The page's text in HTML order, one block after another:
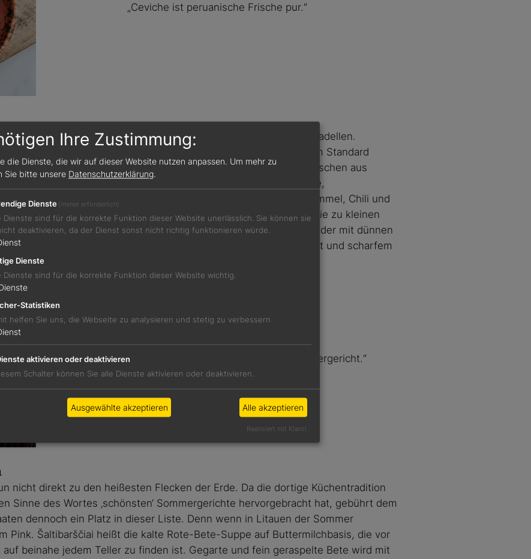
„Ceviche ist peruanische Frische pur.“
so deutet ihr Name auf das hin, was sie einst waren: rohe Frikadellen.
Rindfleisch zubereitet, ist heute die vegane Variante zum Standard
der Çiğköfte, ist die Verwendung rohen Fleisches inzwischen aus
sogar verboten worden. Für die auch hierzulande verbreitete,
Bulgur mit Tomatenmark, Paprikapaste, Zwiebel, Kreuzkümmel, Chili und
langes Kneten entsteht eine würzige, leuchtend rote Masse, die zu kleinen
Optik geformt wird. Serviert werden Çiğköfte entweder mit dünnen
– in Salatblättern, aufgepeppt mit Minze, Zitronensaft und scharfem
„Würze trifft Frische – Çiğköfte, das türkische Sommergericht.“
nicht direkt zu den heißesten Flecken der Erde. Da die dortige Küchentradition
Sinne des Wortes ‚schönsten‘ Sommergerichte hervorgebracht hat, gebührt dem
dennoch ein Platz in dieser Liste. Denn wenn in Litauen der Sommer
Pink. Šaltibarščiai heißt die kalte Rote-Bete-Suppe auf Buttermilchbasis, die vor
beinahe jedem Teller zu finden ist. Gegarte und fein geraspelte Bete wird mit
Ihre Zustimmung:
die Dienste, die wir auf dieser Website nutzen anpassen. Um mehr zu
Sie bitte unsere Datenschutzerklärung.
Dienste (immer erforderlich)
Dienste sind für die korrekte Funktion dieser Website unerlässlich. Sie können sie
deaktivieren, da der Dienst sonst nicht richtig funktionieren würde.
Dienste
Dienste sind für die korrekte Funktion dieser Website wichtig.
Statistiken
helfen Sie uns, die Webseite zu analysieren und stetig zu verbessern
aktivieren oder deaktivieren
Schalter können Sie alle Dienste aktivieren oder deaktivieren.
Ausgewählte akzeptieren Alle akzeptieren
Realisiert mit Klaro!